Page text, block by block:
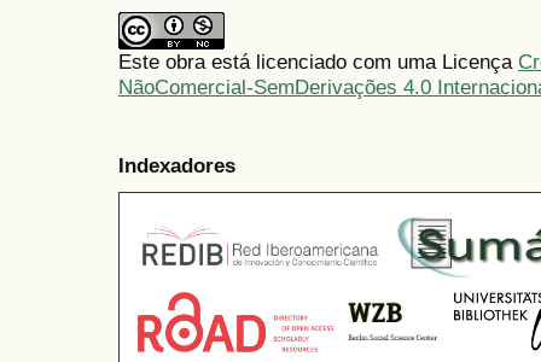
Este obra está licenciado com uma Licença
NãoComercial-SemDerivações 4.0
Indexadores